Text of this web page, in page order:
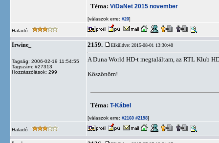
Téma: ViDaNet 2015 november
[válaszok erre: #20]
Haladó
Irwine_
Tagság: 2006-02-19 11:54:55
Tagszám: #27313
Hozzászólások: 299
2159. Elküldve: 2015-08-01 13:30:48
A Duna World HD-t megtaláltam, az RTL Klub
Köszönöm!
Téma: T-Kábel
[válaszok erre: #2160 #2198]
Haladó